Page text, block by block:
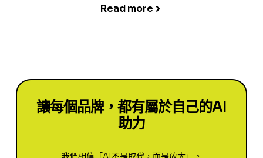
Read more
讓每個品牌，都有屬於自己的AI
助力